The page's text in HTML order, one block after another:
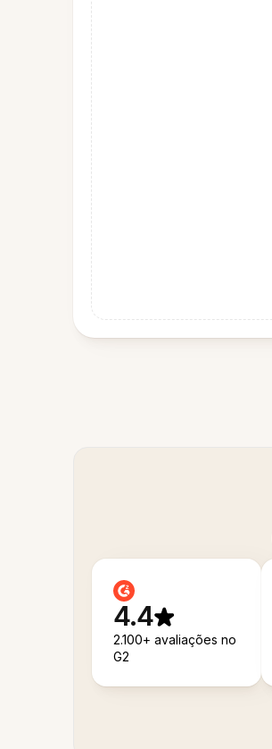
4.4
2.100+ avaliações no
G2